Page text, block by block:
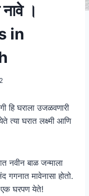
।
in
हि घराला उजळवणारी
त्या घरात लक्ष्मी आणि
नवीन बाळ जन्माला
गगनात मावेनासा होतो.
एक घरपण येते!